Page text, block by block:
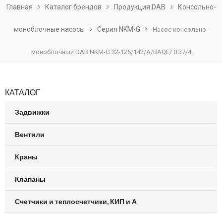
Главная Каталог брендов Продукция DAB Консольно-
моноблочные насосы Серия NKM-G Насос консольно-
моноблочный DAB NKM-G 32-125/142/A/BAQE/ 0.37/4
КАТАЛОГ
Задвижки
Вентили
Краны
Клапаны
Счетчики и теплосчетчики, КИП и А